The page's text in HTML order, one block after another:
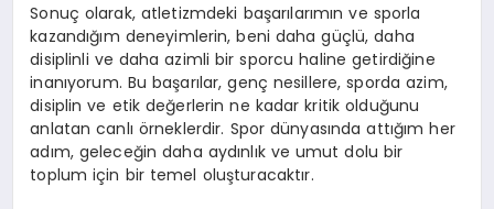
Sonuç olarak, atletizmdeki başarılarımın ve sporla
kazandığım deneyimlerin, beni daha güçlü, daha
disiplinli ve daha azimli bir sporcu haline getirdiğine
inanıyorum. Bu başarılar, genç nesillere, sporda azim,
disiplin ve etik değerlerin ne kadar kritik olduğunu
anlatan canlı örneklerdir. Spor dünyasında attığım her
adım, geleceğin daha aydınlık ve umut dolu bir
toplum için bir temel oluşturacaktır.